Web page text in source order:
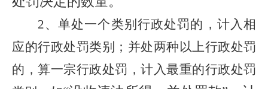
2、 单处一个类别行政处罚的，计入相
应的行政处罚类别；并处两种以上行政处罚
的，算一宗行政处罚，计入最重的行政处罚